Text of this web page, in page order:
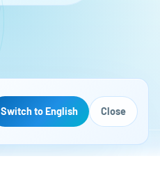
Switch to English Close